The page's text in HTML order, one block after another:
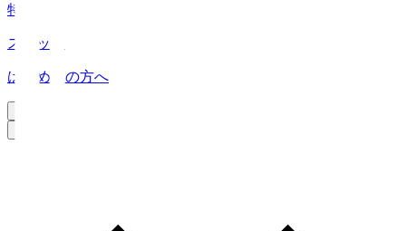
特集
スタッツ
はじめての方へ